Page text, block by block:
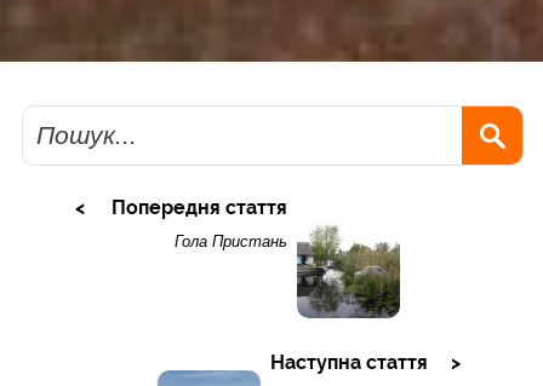
Пошук
Попередня стаття
Гола Пристань
Наступна стаття